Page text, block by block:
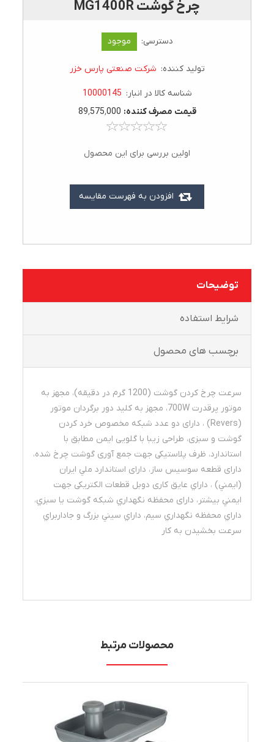
چرخ گوشت MG1400R
دسترسی: موجود
تولید کننده: شرکت صنعتی پارس خزر
شناسه کالا در انبار: 10000145
قيمت مصرف کننده: 89٬575٬000
افزودن به فهرست مقایسه
اولین بررسی برای این محصول
توضیحات
شرايط استفاده
برچسب های محصول
سرعت چرخ کردن گوشت (1200 گرم در دقیقه)، مجهز به
موتور پرقدرت 700W، مجهز به کلید دور برگردان موتور
(Revers) ، دارای دو عدد شبکه مخصوص خرد كردن
گوشت و سبزی، طراحی زیبا با گلویی ایمن مطابق با
استاندارد، ظرف پلاستیکی جهت جمع آوری گوشت چرخ شده،
دارای قطعه سوسیس ساز، دارای استاندارد ملي ايران
(ايمني) ، داراي عایق کاری دوبل قطعات الکتریکی جهت
ايمني بيشتر، دارای محفظه نگهداري شبكه گوشت يا سبزي،
داراي محفظه نگهداري سيم، داراي سيني بزرگ و جاداربراي
سرعت بخشيدن به كار
محصولات مرتبط